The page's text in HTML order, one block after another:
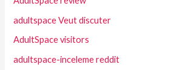
adultspace Veut discuter
AdultSpace visitors
adultspace-inceleme reddit